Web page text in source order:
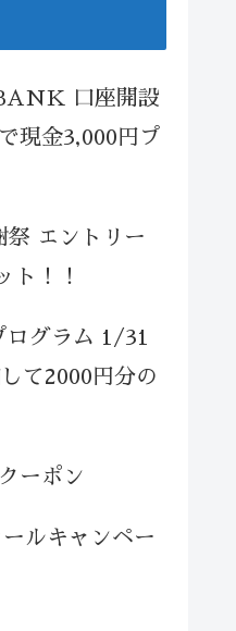
口座開設
現金3,000円プ
エントリー
ト！！
ログラム 1/31
て2000円分の
ーポン
ルキャンペー